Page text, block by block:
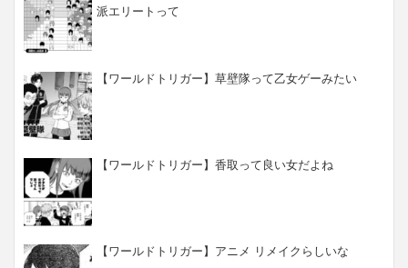
派エリートって
【ワールドトリガー】草壁隊って乙女ゲーみたい
【ワールドトリガー】香取って良い女だよね
【ワールドトリガー】アニメ リメイクらしいな